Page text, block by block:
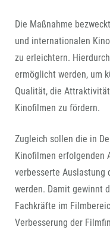
Die Maßnahme
und internationalen
zu erleichtern.
ermöglicht werden, um
Qualität, die
Kinofilmen zu fördern.
Zugleich sollen die in
Kinofilmen erfolgenden
verbesserte
werden. Damit gewinnt
Fachkräfte im
Verbesserung der